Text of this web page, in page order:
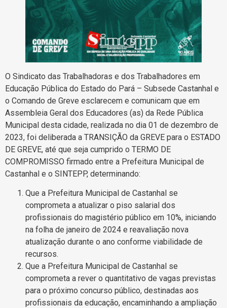
O Sindicato das Trabalhadoras e dos Trabalhadores em
Educação Pública do Estado do Pará – Subsede Castanhal e
o Comando de Greve esclarecem e comunicam que em
Assembleia Geral dos Educadores (as) da Rede Pública
Municipal desta cidade, realizada no dia 01 de dezembro de
2023, foi deliberada a TRANSIÇÃO da GREVE para o ESTADO
DE GREVE, até que seja cumprido o TERMO DE
COMPROMISSO firmado entre a Prefeitura Municipal de
Castanhal e o SINTEPP, determinando:
Que a Prefeitura Municipal de Castanhal se
comprometa a atualizar o piso salarial dos
profissionais do magistério público em 10%, iniciando
na folha de janeiro de 2024 e reavaliação nova
atualização durante o ano conforme viabilidade de
recursos.
Que a Prefeitura Municipal de Castanhal se
comprometa a rever o quantitativo de vagas previstas
para o próximo concurso público, destinadas aos
profissionais da educação, encaminhando a ampliação